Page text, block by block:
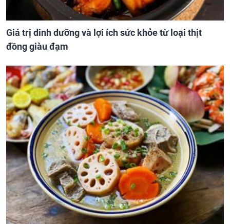
Giá trị dinh dưỡng và lợi ích sức khỏe từ loại thịt
đồng giàu đạm